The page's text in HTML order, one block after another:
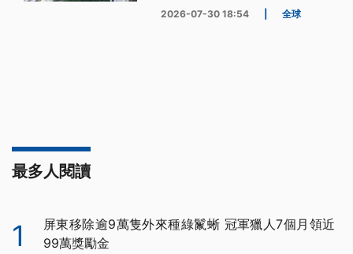
2026-07-30 18:54 全球
最多人閱讀
1
屏東移除逾9萬隻外來種綠鬣蜥 冠軍獵人7個月領近
99萬獎勵金